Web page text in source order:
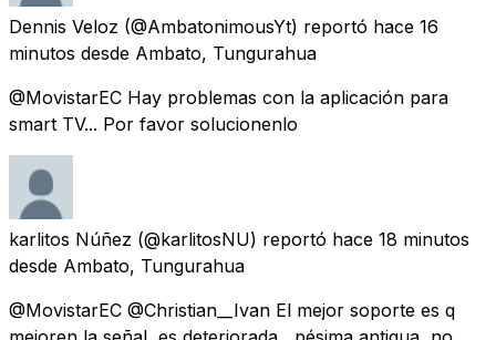
Dennis Veloz (@AmbatonimousYt) reportó hace 16
minutos desde Ambato, Tungurahua
@MovistarEC Hay problemas con la aplicación para
smart TV... Por favor solucionenlo
karlitos Núñez (@karlitosNU) reportó hace 18 minutos
desde Ambato, Tungurahua
@MovistarEC @Christian__Ivan El mejor soporte es q